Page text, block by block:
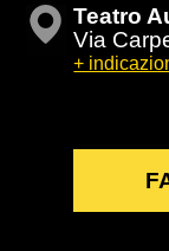
Teatro
Via
+